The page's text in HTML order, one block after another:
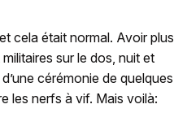
cela était normal. Avoir plus
sur le dos, nuit et
cérémonie de quelques
les nerfs à vif. Mais voilà: